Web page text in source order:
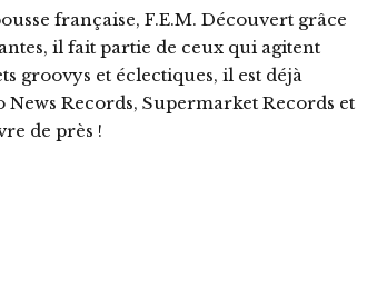
française, F.E.M. Découvert grâce
il fait partie de ceux qui agitent
groovys et éclectiques, il est déjà
News Records, Supermarket Records et
de près !